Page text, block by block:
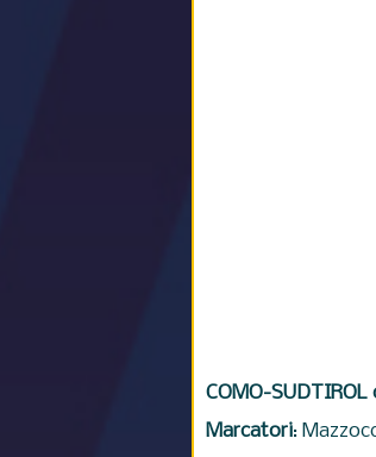
COMO-SUDTIROL
Marcatori: